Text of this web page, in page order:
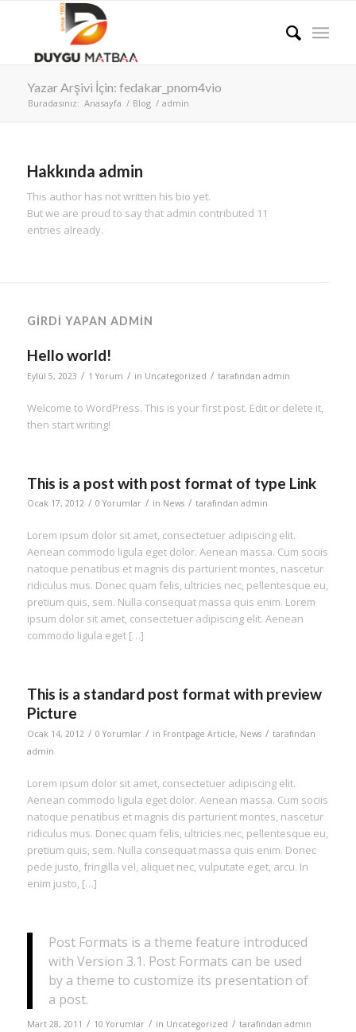
Yazar Arşivi İçin: fedakar_pnom4vio
Buradasınız: Anasayfa / Blog / admin
Hakkında admin
This author has not written his bio yet.
But we are proud to say that admin contributed 11
entries already.
GIRDI YAPAN ADMIN
Hello world!
Eylül 5, 2023 / 1 Yorum / in Uncategorized / tarafından admin
Welcome to WordPress. This is your first post. Edit or delete it,
then start writing!
This is a post with post format of type Link
Ocak 17, 2012 / 0 Yorumlar / in News / tarafından admin
Lorem ipsum dolor sit amet, consectetuer adipiscing elit.
Aenean commodo ligula eget dolor. Aenean massa. Cum sociis
natoque penatibus et magnis dis parturient montes, nascetur
ridiculus mus. Donec quam felis, ultricies nec, pellentesque eu,
pretium quis, sem. Nulla consequat massa quis enim. Lorem
ipsum dolor sit amet, consectetuer adipiscing elit. Aenean
commodo ligula eget […]
This is a standard post format with preview
Picture
Ocak 14, 2012 / 0 Yorumlar / in Frontpage Article, News / tarafından
admin
Lorem ipsum dolor sit amet, consectetuer adipiscing elit.
Aenean commodo ligula eget dolor. Aenean massa. Cum sociis
natoque penatibus et magnis dis parturient montes, nascetur
ridiculus mus. Donec quam felis, ultricies nec, pellentesque eu,
pretium quis, sem. Nulla consequat massa quis enim. Donec
pede justo, fringilla vel, aliquet nec, vulputate eget, arcu. In
enim justo, […]
Post Formats is a theme feature introduced
with Version 3.1. Post Formats can be used
by a theme to customize its presentation of
a post.
Mart 28, 2011 / 10 Yorumlar / in Uncategorized / tarafından admin